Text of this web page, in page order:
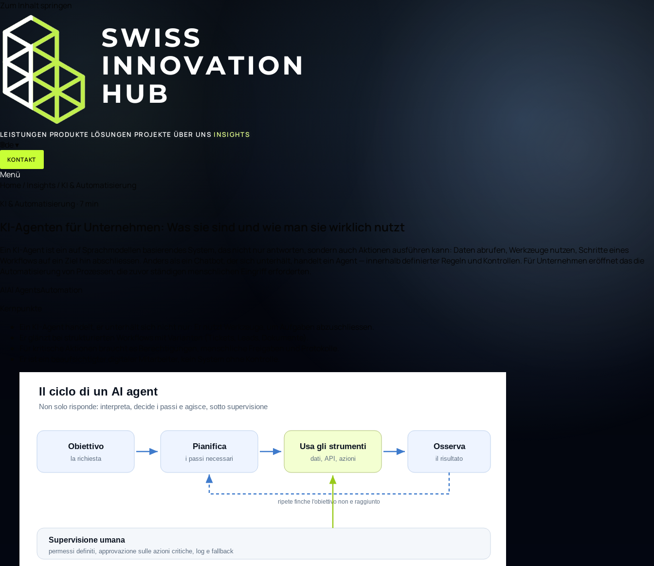
Zum Inhalt springen
LEISTUNGEN PRODUKTE LÖSUNGEN PROJEKTE ÜBER UNS INSIGHTS
🌐de ▾
KONTAKT
Menü
Insights /
KI & Automatisierung
KI-Agenten für Unternehmen: Was sie sind und wie man sie wirklich nutzt
Ein KI-Agent ist ein auf Sprachmodellen basierendes System, das nicht nur antworten, sondern auch Aktionen ausführen kann: Daten abrufen, Werkzeuge nutzen, Schritte eines
Workflows auf ein Ziel hin abschliessen. Anders als ein Chatbot, der sich unterhält, handelt ein Agent — innerhalb definierter Regeln und Kontrollen. Für Unternehmen eröffnet das die